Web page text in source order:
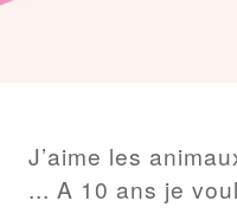
J’aime les
... A 10 ans je